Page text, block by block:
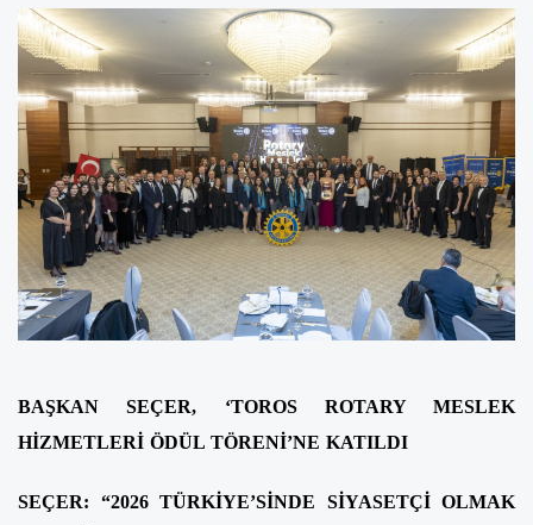
BAŞKAN SEÇER, ‘TOROS ROTARY MESLEK
HİZMETLERİ ÖDÜL TÖRENİ’NE KATILDI
SEÇER: “2026 TÜRKİYE’SİNDE SİYASETÇİ OLMAK